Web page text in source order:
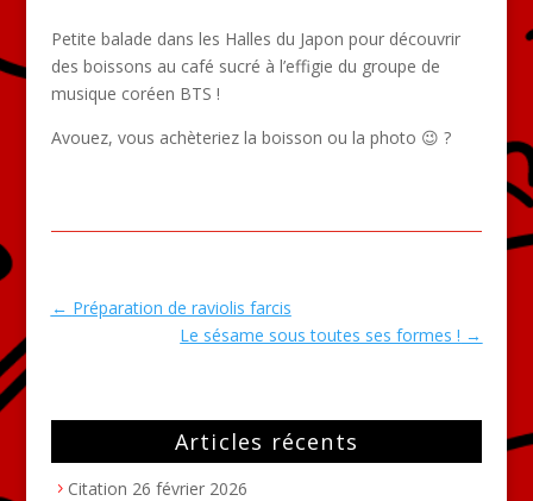
Petite balade dans les Halles du Japon pour découvrir
des boissons au café sucré à l’effigie du groupe de
musique coréen BTS !
Avouez, vous achèteriez la boisson ou la photo 😉 ?
← Préparation de raviolis farcis
Le sésame sous toutes ses formes ! →
Articles récents
Citation 26 février 2026